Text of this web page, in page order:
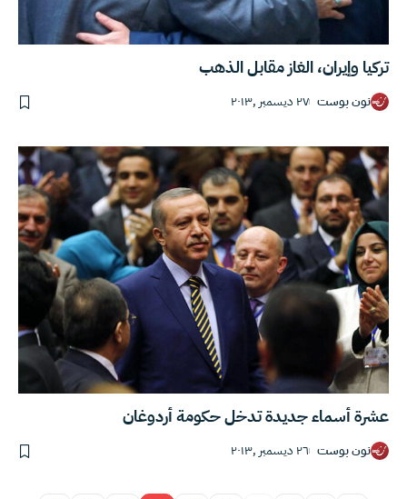
تركيا وإيران، الغاز مقابل الذهب
نون بوست ٢٧ ديسمبر ,٢٠١٣
عشرة أسماء جديدة تدخل حكومة أردوغان
نون بوست ٢٦ ديسمبر ,٢٠١٣